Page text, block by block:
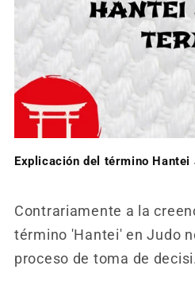
Explicación del término Hantei
Contrariamente a la
término 'Hantei' en Judo
proceso de toma de